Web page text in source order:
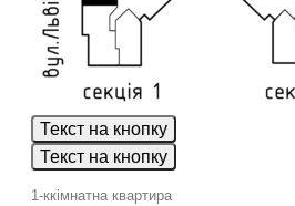
Текст на кнопку
Текст на кнопку
1-ккімнатна квартира